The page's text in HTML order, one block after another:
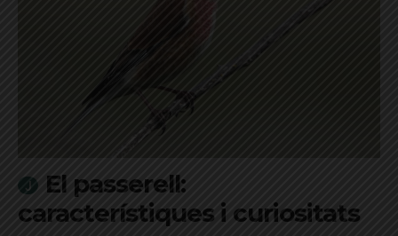
El passerell:
característiques i curiositats